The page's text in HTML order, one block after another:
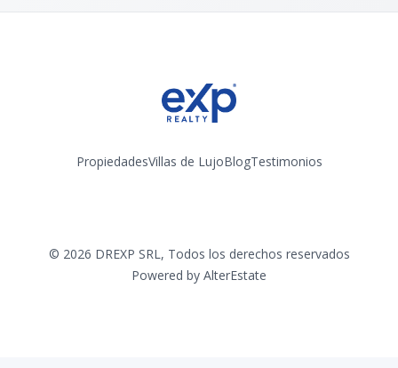
PropiedadesVillas de LujoBlogTestimonios
© 2026 DREXP SRL, Todos los derechos reservados
Powered by AlterEstate